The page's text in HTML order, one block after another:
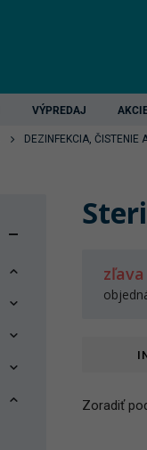
VÝPREDAJ
DEZINFEKCIA, ČISTENIE
zľava
Zoradiť